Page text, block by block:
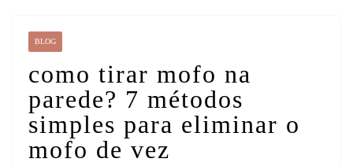
BLOG
como tirar mofo na
parede? 7 métodos
simples para eliminar o
mofo de vez